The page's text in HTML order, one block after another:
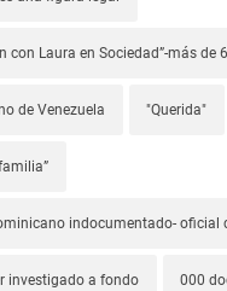
con Laura en Sociedad”-más
de Venezuela "Querida"
indocumentado- oficial
investigado a fondo 000